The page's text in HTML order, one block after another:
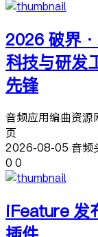
2026 破界
科技与研
先锋
音频应用编曲资
页
2026-08-05 音频
0 0
iFeature 发